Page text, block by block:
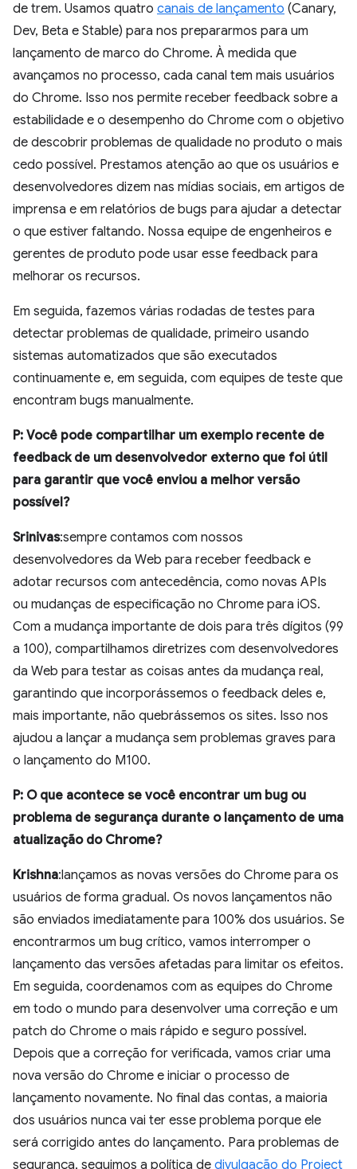
de trem. Usamos quatro canais de lançamento (Canary,
Dev, Beta e Stable) para nos prepararmos para um
lançamento de marco do Chrome. À medida que
avançamos no processo, cada canal tem mais usuários
do Chrome. Isso nos permite receber feedback sobre a
estabilidade e o desempenho do Chrome com o objetivo
de descobrir problemas de qualidade no produto o mais
cedo possível. Prestamos atenção ao que os usuários e
desenvolvedores dizem nas mídias sociais, em artigos de
imprensa e em relatórios de bugs para ajudar a detectar
o que estiver faltando. Nossa equipe de engenheiros e
gerentes de produto pode usar esse feedback para
melhorar os recursos.
Em seguida, fazemos várias rodadas de testes para
detectar problemas de qualidade, primeiro usando
sistemas automatizados que são executados
continuamente e, em seguida, com equipes de teste que
encontram bugs manualmente.
P: Você pode compartilhar um exemplo recente de
feedback de um desenvolvedor externo que foi útil
para garantir que você enviou a melhor versão
possível?
Srinivas:sempre contamos com nossos
desenvolvedores da Web para receber feedback e
adotar recursos com antecedência, como novas APIs
ou mudanças de especificação no Chrome para iOS.
Com a mudança importante de dois para três dígitos (99
a 100), compartilhamos diretrizes com desenvolvedores
da Web para testar as coisas antes da mudança real,
garantindo que incorporássemos o feedback deles e,
mais importante, não quebrássemos os sites. Isso nos
ajudou a lançar a mudança sem problemas graves para
o lançamento do M100.
P: O que acontece se você encontrar um bug ou
problema de segurança durante o lançamento de uma
atualização do Chrome?
Krishna:lançamos as novas versões do Chrome para os
usuários de forma gradual. Os novos lançamentos não
são enviados imediatamente para 100% dos usuários. Se
encontrarmos um bug crítico, vamos interromper o
lançamento das versões afetadas para limitar os efeitos.
Em seguida, coordenamos com as equipes do Chrome
em todo o mundo para desenvolver uma correção e um
patch do Chrome o mais rápido e seguro possível.
Depois que a correção for verificada, vamos criar uma
nova versão do Chrome e iniciar o processo de
lançamento novamente. No final das contas, a maioria
dos usuários nunca vai ter esse problema porque ele
será corrigido antes do lançamento. Para problemas de
segurança, seguimos a política de divulgação do Project